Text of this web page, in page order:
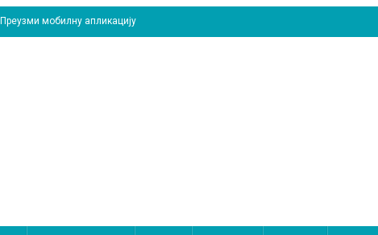
Преузми мобилну апликацију